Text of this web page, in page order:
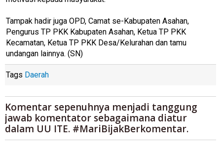
Tampak hadir juga OPD, Camat se-Kabupaten Asahan,
Pengurus TP PKK Kabupaten Asahan, Ketua TP PKK
Kecamatan, Ketua TP PKK Desa/Kelurahan dan tamu
undangan lainnya. (SN)
Tags Daerah
Komentar sepenuhnya menjadi tanggung
jawab komentator sebagaimana diatur
dalam UU ITE. #MariBijakBerkomentar.